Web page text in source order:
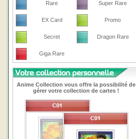
Rare Super Rare
EX Card Promo
Secret Dragon Rare
Giga Rare
Anime Collection vous offre la possibilité de
gérer votre collection de cartes !